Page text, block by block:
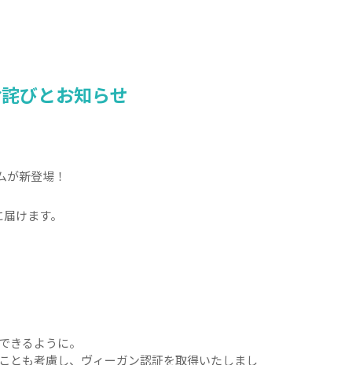
びとお知らせ
新登場！
けます。
きるように。
とも考慮し、ヴィーガン認証を取得いたしまし